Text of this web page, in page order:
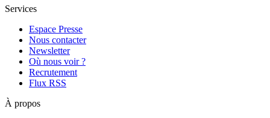
Services
Espace Presse
Nous contacter
Newsletter
Où nous voir ?
Recrutement
Flux RSS
À propos